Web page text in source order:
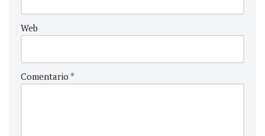
Web
Comentario *